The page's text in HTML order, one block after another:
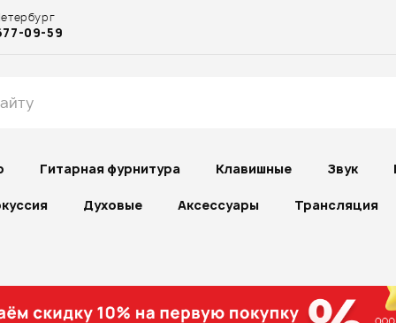
09-59
Гитарная фурнитура Клавишные Звук
Духовые Аксессуары Трансляция